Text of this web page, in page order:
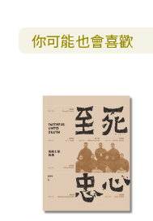
你可能也會喜歡